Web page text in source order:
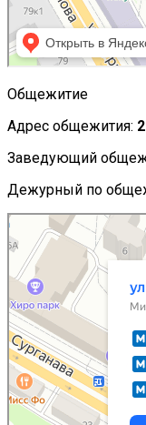
Общежитие
Адрес общежития:
Заведующий
Дежурный по
Минск
Улица Сурганова, 18 —